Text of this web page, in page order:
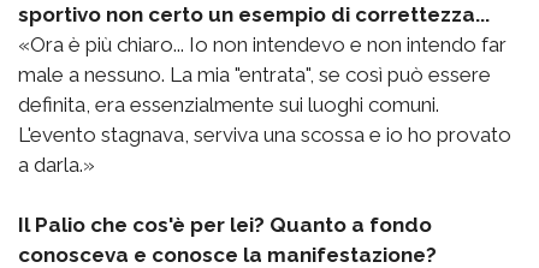
sportivo non certo un esempio di correttezza...
«Ora è più chiaro... Io non intendevo e non intendo far
male a nessuno. La mia "entrata", se così può essere
definita, era essenzialmente sui luoghi comuni.
L'evento stagnava, serviva una scossa e io ho provato
a darla.»
Il Palio che cos'è per lei? Quanto a fondo
conosceva e conosce la manifestazione?